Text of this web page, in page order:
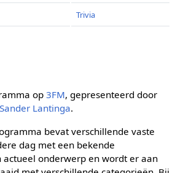
Trivia
op 3FM, gepresenteerd door
Sander Lantinga.
bevat verschillende vaste
dag met een bekende
onderwerp en wordt er aan